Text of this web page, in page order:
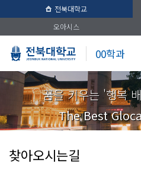
전북대학교
오아시스
00학과
꿈을 키우는 '행복
The Best
찾아오시는길